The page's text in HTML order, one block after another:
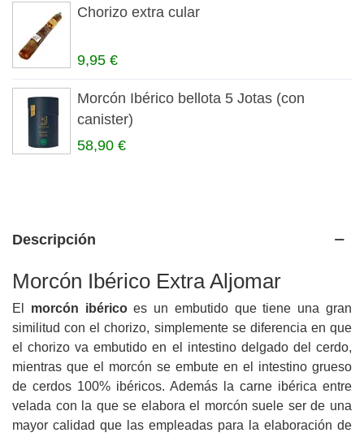
Chorizo extra cular
9,95 €
Morcón Ibérico bellota 5 Jotas (con
canister)
58,90 €
Descripción
Morcón Ibérico Extra Aljomar
El morcón ibéricoes un embutido que tiene una gran
similitud con el chorizo, simplemente se diferencia en que
el chorizo va embutido en el intestino delgado del cerdo,
mientras que el morcón se embute en el intestino grueso
de cerdos 100% ibéricos. Además la carne ibérica entre
velada con la que se elabora el morcón suele ser de una
mayor calidad que las empleadas para la elaboración de